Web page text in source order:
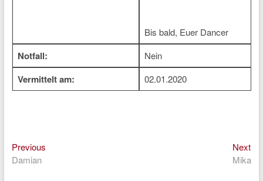
Bis bald, Euer Dancer
Notfall: Nein
Vermittelt am: 02.01.2020
Beitragsnavigation
PreviousPrevious
Damian
Next
Mika